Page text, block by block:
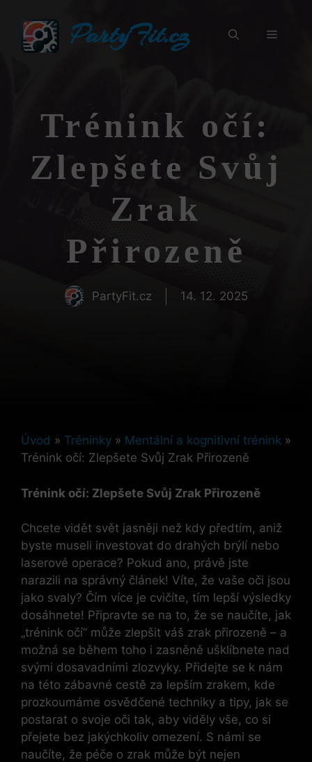
obsah
PartyFit.cz Menu
Trénink očí:
Zlepšete Svůj
Zrak
Přirozeně
PartyFit.cz 14. 12. 2025
Úvod » Tréninky » Mentální a kognitivní trénink »
Trénink očí: Zlepšete Svůj Zrak Přirozeně
Trénink očí: Zlepšete Svůj Zrak Přirozeně
Chcete vidět svět jasněji než kdy předtím, aniž
byste museli investovat do drahých brýlí nebo
laserové operace? Pokud ano, právě jste
narazili na správný článek! Víte, že vaše oči jsou
jako svaly? Čím více je cvičíte, tím lepší výsledky
dosáhnete! Připravte se na to, že se naučíte, jak
„trénink očí“ může zlepšit váš zrak přirozeně – a
možná se během toho i zasněně ušklíbnete nad
svými dosavadními zlozvyky. Přidejte se k nám
na této zábavné cestě za lepším zrakem, kde
prozkoumáme osvědčené techniky a tipy, jak se
postarat o svoje oči tak, aby viděly vše, co si
přejete bez jakýchkoliv omezení. S námi se
naučíte, že péče o zrak může být nejen